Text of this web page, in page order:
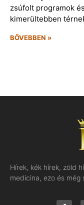
zsúfolt programok
kimerültebben
BŐVEBBEN »
Hírek, kék hírek, zöld
medicina, ezo és még